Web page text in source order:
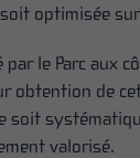
soit optimisée
le Parc aux
obtention de
soit
valorisé.